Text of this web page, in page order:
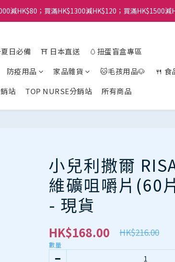
減HK$80；買滿HK$1300減HK$120；買滿HK$1500減
日必備 ⛩️ 日本直送
🥚扭蛋盲盒專區
防疫用品 家品雜貨 🐱毛孩用品🐶
🍴 食
站 TOP NURSE分銷站 所有商品
小兒利撒爾
維礦咀嚼片(60
- 現貨
HK$168.00 HK$216.00
數量